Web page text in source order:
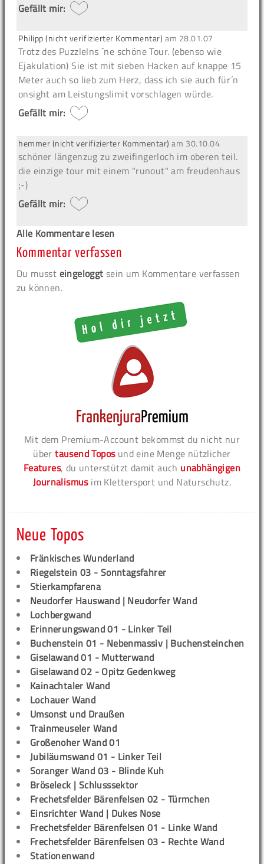
Gefällt mir:
Philipp (nicht verifizierter Kommentar) am 28.01.07
Trotz des Puzzlelns ´ne schöne Tour. (ebenso wie
Ejakulation) Sie ist mit sieben Hacken auf knappe 15
Meter auch so lieb zum Herz, dass ich sie auch für´n
onsight am Leistungslimit vorschlagen würde.
Gefällt mir:
hemmer (nicht verifizierter Kommentar) am 30.10.04
schöner längenzug zu zweifingerloch im oberen teil.
die einzige tour mit einem "runout" am freudenhaus
;-)
Gefällt mir:
Alle Kommentare lesen
Kommentar verfassen
Du musst eingeloggt sein um Kommentare verfassen
zu können.
Mit dem Premium-Account bekommst du nicht nur
übertausend Toposund eine Menge nützlicher
Features, du unterstützt damit auch unabhängigen
Journalismusim Klettersport und Naturschutz.
Neue Topos
Fränkisches Wunderland
Riegelstein 03 - Sonntagsfahrer
Stierkampfarena
Neudorfer Hauswand | Neudorfer Wand
Lochbergwand
Erinnerungswand 01 - Linker Teil
Buchenstein 01 - Nebenmassiv | Buchensteinchen
Giselawand 01 - Mutterwand
Giselawand 02 - Opitz Gedenkweg
Kainachtaler Wand
Lochauer Wand
Umsonst und Draußen
Trainmeuseler Wand
Großenoher Wand 01
Jubiläumswand 01 - Linker Teil
Soranger Wand 03 - Blinde Kuh
Bröseleck | Schlusssektor
Frechetsfelder Bärenfelsen 02 - Türmchen
Einsrichter Wand | Dukes Nose
Frechetsfelder Bärenfelsen 01 - Linke Wand
Frechetsfelder Bärenfelsen 03 - Rechte Wand
Stationenwand